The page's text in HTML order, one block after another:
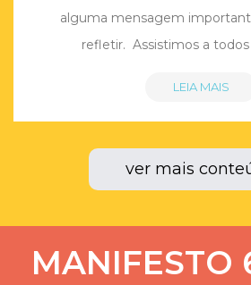
alguma mensagem
refletir. Assistimos a
LEIA MAIS
ver mais
MANIFESTO